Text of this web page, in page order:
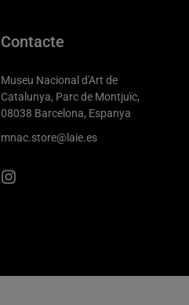
Contacte
Museu Nacional d'Art de
Catalunya, Parc de Montjuïc,
08038 Barcelona, Espanya
mnac.store@laie.es